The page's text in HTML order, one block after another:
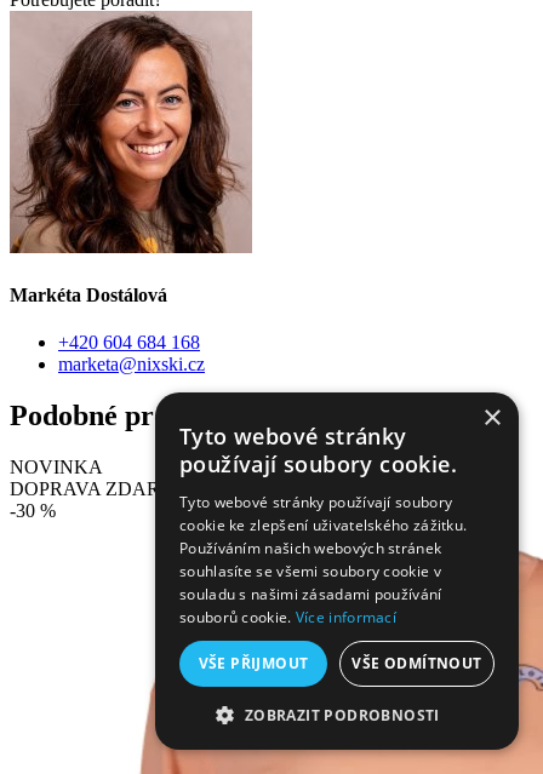
Markéta Dostálová
+420 604 684 168
marketa@nixski.cz
Podobné produkty
NOVINKA
DOPRAVA ZDARMA
-30 %
×
Tyto webové stránky
používají soubory cookie.
Tyto webové stránky používají soubory
cookie ke zlepšení uživatelského zážitku.
Používáním našich webových stránek
souhlasíte se všemi soubory cookie v
souladu s našimi zásadami používání
souborů cookie. Více informací
VŠE PŘIJMOUT VŠE ODMÍTNOUT
ZOBRAZIT PODROBNOSTI
NEZBYTNĚ NUTNÉ SOUBORY